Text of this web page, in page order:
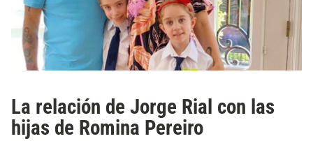
La relación de Jorge Rial con las
hijas de Romina Pereiro